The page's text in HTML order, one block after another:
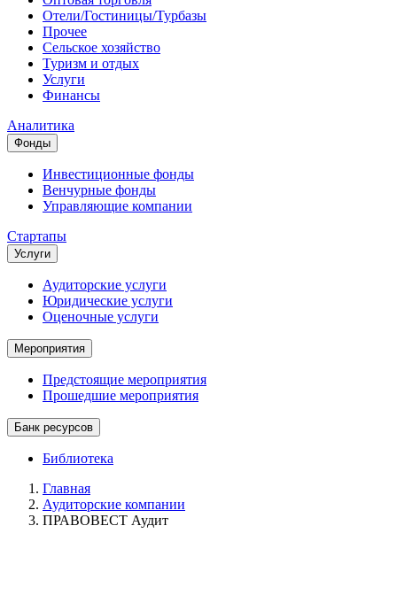
Отели/Гостиницы/Турбазы
Прочее
Сельское хозяйство
Туризм и отдых
Услуги
Финансы
Аналитика
Фонды
Инвестиционные фонды
Венчурные фонды
Управляющие компании
Стартапы
Услуги
Аудиторские услуги
Юридические услуги
Оценочные услуги
Мероприятия
Предстоящие мероприятия
Прошедшие мероприятия
Банк ресурсов
Библиотека
Главная
Аудиторские компании
ПРАВОВЕСТ Аудит